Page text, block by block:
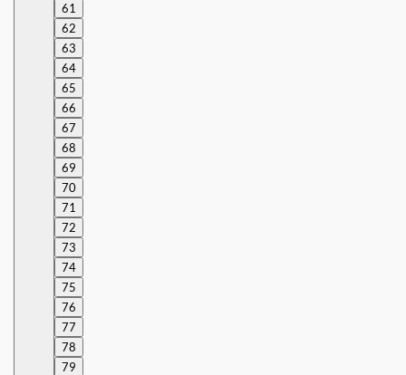
61
62
63
64
65
66
67
68
69
70
71
72
73
74
75
76
77
78
79